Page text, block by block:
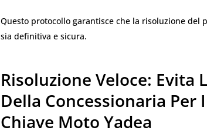
Questo protocollo garantisce che la risoluzione del
sia definitiva e sicura.
Risoluzione Veloce: Evita
Della Concessionaria Per
Chiave Moto Yadea